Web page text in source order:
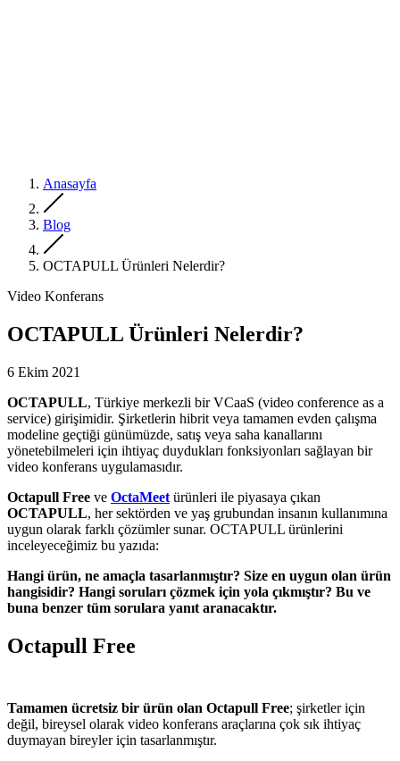
Anasayfa
Blog
OCTAPULL Ürünleri Nelerdir?
Video Konferans
OCTAPULL Ürünleri Nelerdir?
6 Ekim 2021
OCTAPULL, Türkiye merkezli bir VCaaS (video conference as a
service) girişimidir. Şirketlerin hibrit veya tamamen evden çalışma
modeline geçtiği günümüzde, satış veya saha kanallarını
yönetebilmeleri için ihtiyaç duydukları fonksiyonları sağlayan bir
video konferans uygulamasıdır.
Octapull Free ve OctaMeet ürünleri ile piyasaya çıkan
OCTAPULL, her sektörden ve yaş grubundan insanın kullanımına
uygun olarak farklı çözümler sunar. OCTAPULL ürünlerini
inceleyeceğimiz bu yazıda:
Hangi ürün, ne amaçla tasarlanmıştır? Size en uygun olan ürün
hangisidir? Hangi soruları çözmek için yola çıkmıştır? Bu ve
buna benzer tüm sorulara yanıt aranacaktır.
Octapull Free
Tamamen ücretsiz bir ürün olan Octapull Free; şirketler için
değil, bireysel olarak video konferans araçlarına çok sık ihtiyaç
duymayan bireyler için tasarlanmıştır.